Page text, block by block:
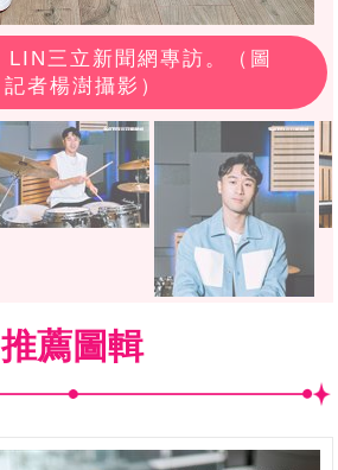
三立新聞網專訪。（圖
記者楊澍攝影）
推薦圖輯